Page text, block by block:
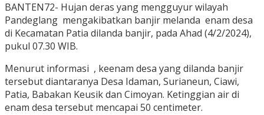
BANTEN72- Hujan deras yang mengguyur wilayah
Pandeglang mengakibatkan banjir melanda enam desa
di Kecamatan Patia dilanda banjir, pada Ahad (4/2/2024),
pukul 07.30 WIB.
Menurut informasi , keenam desa yang dilanda banjir
tersebut diantaranya Desa Idaman, Surianeun, Ciawi,
Patia, Babakan Keusik dan Cimoyan. Ketinggian air di
enam desa tersebut mencapai 50 centimeter.